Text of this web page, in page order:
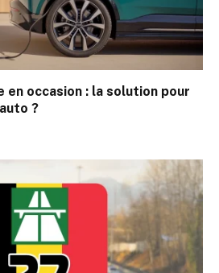
en occasion : la solution pour
?